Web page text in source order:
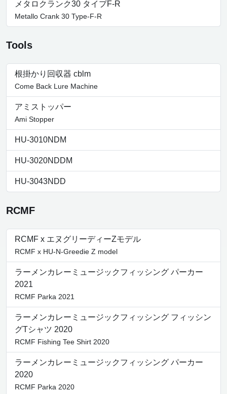
メタロクランク30 タイプF-R
Metallo Crank 30 Type-F-R
Tools
根掛かり回収器 cblm
Come Back Lure Machine
アミストッパー
Ami Stopper
HU-3010NDM
HU-3020NDDM
HU-3043NDD
RCMF
RCMF x エヌグリーディーZモデル
RCMF x HU-N-Greedie Z model
ラーメンカレーミュージックフィッシング パーカー
2021
RCMF Parka 2021
ラーメンカレーミュージックフィッシング フィッシン
グTシャツ 2020
RCMF Fishing Tee Shirt 2020
ラーメンカレーミュージックフィッシング パーカー
2020
RCMF Parka 2020